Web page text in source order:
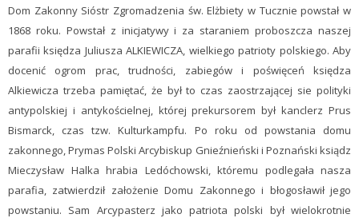
Dom Zakonny Sióstr Zgromadzenia św. Elżbiety w Tucznie powstał w
1868 roku. Powstał z inicjatywy i za staraniem proboszcza naszej
parafii księdza Juliusza ALKIEWICZA, wielkiego patrioty polskiego. Aby
docenić ogrom prac, trudności, zabiegów i poświęceń księdza
Alkiewicza trzeba pamiętać, że był to czas zaostrzającej sie polityki
antypolskiej i antykościelnej, której prekursorem był kanclerz Prus
Bismarck, czas tzw. Kulturkampfu. Po roku od powstania domu
zakonnego, Prymas Polski Arcybiskup Gnieźnieński i Poznański ksiądz
Mieczysław Halka hrabia Ledóchowski, któremu podlegała nasza
parafia, zatwierdził założenie Domu Zakonnego i błogosławił jego
powstaniu. Sam Arcypasterz jako patriota polski był wielokrotnie